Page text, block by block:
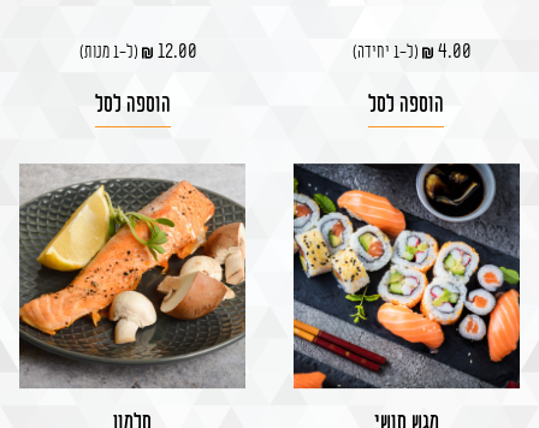
4.00 (ל-1 יחידה)
הוספה לסל
12.00 (ל-1 מנות)
הוספה לסל